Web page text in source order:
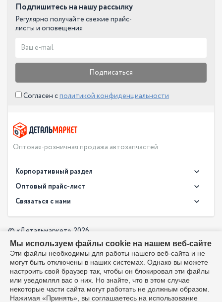
Подпишитесь на нашу рассылку
Регулярно получайте свежие прайс-
листы и оповещения
Подписаться
Согласен сполитикой конфиденциальности
Оптовая-розничная продажа автозапчастей
Корпоративный раздел
Новости
О компании
Доставка
Оптовый прайс-лист
Оплата
Производители
Политика в отношении обработки персональных данных
Оптовый прайс-лист
Скачать прайс в PDF
Связаться с нами
info@detalmarket.ru
Перезвоните мне
© «Детальмаркет», 2026
Разработка:
Все упоминания товарных знаков (включая LADA и АвтоВАЗ)
используются исключительно для указания совместимости
товаров и соответствуют положениям ст. 1487, 1484
Гражданского кодекса РФ. Интернет-магазин не является
Мы используем файлы cookie на нашем веб-сайте
Эти файлы необходимы для работы нашего веб-сайта и не
могут быть отключены в наших системах. Однако вы можете
настроить свой браузер так, чтобы он блокировал эти файлы
или уведомлял вас о них. Но знайте, что в этом случае
некоторые части сайта могут работать не должным образом.
Нажимая «Принять», вы соглашаетесь на использование